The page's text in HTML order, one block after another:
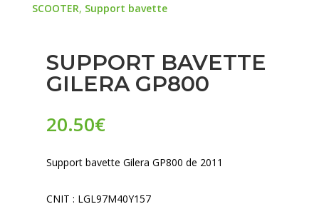
SCOOTER, Support bavette
SUPPORT BAVETTE
GILERA GP800
20.50€
Support bavette Gilera GP800 de 2011
CNIT : LGL97M40Y157